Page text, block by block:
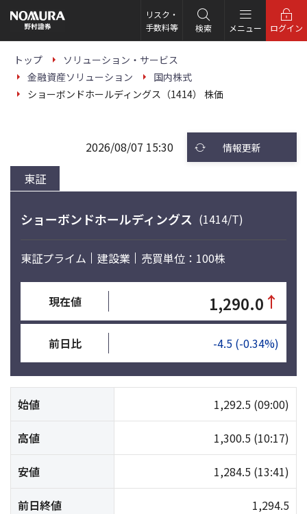
の
ー
リスク・
手数料等
検索 メニュー ログイン
トップ
ソリューション・サービス
金融資産ソリューション
国内株式
ショーボンドホールディングス（1414） 株価
東証
2026/08/07 15:30 情報更新
ショーボンドホールディングス (1414/T)
東証プライム 建設業 売買単位：100株
現在値 1,290.0 ↑
前日比 -4.5 (-0.34%)
始値 1,292.5 (09:00)
高値 1,300.5 (10:17)
安値 1,284.5 (13:41)
前日終値 1,294.5